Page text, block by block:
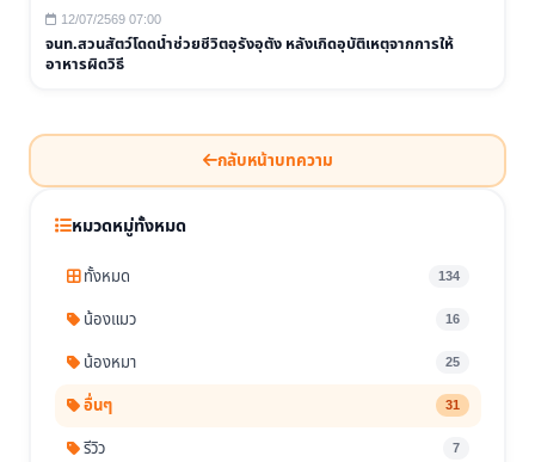
12/07/2569 07:00
จนท.สวนสัตว์โดดน้ำช่วยชีวิตอุรังอุตัง หลังเกิดอุบัติเหตุจากการให้
อาหารผิดวิธี
กลับหน้าบทความ
หมวดหมู่ทั้งหมด
ทั้งหมด 134
น้องแมว 16
น้องหมา 25
อื่นๆ 31
รีวิว 7